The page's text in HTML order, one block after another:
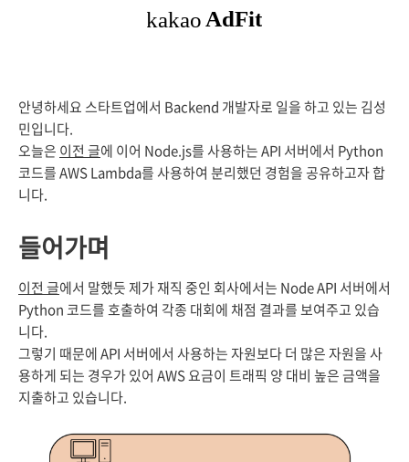
안녕하세요 스타트업에서 Backend 개발자로 일을 하고 있는 김성
민입니다.
오늘은 이전 글에 이어 Node.js를 사용하는 API 서버에서 Python
코드를 AWS Lambda를 사용하여 분리했던 경험을 공유하고자 합
니다.
들어가며
이전 글에서 말했듯 제가 재직 중인 회사에서는 Node API 서버에서
Python 코드를 호출하여 각종 대회에 채점 결과를 보여주고 있습
니다.
그렇기 때문에 API 서버에서 사용하는 자원보다 더 많은 자원을 사
용하게 되는 경우가 있어 AWS 요금이 트래픽 양 대비 높은 금액을
지출하고 있습니다.